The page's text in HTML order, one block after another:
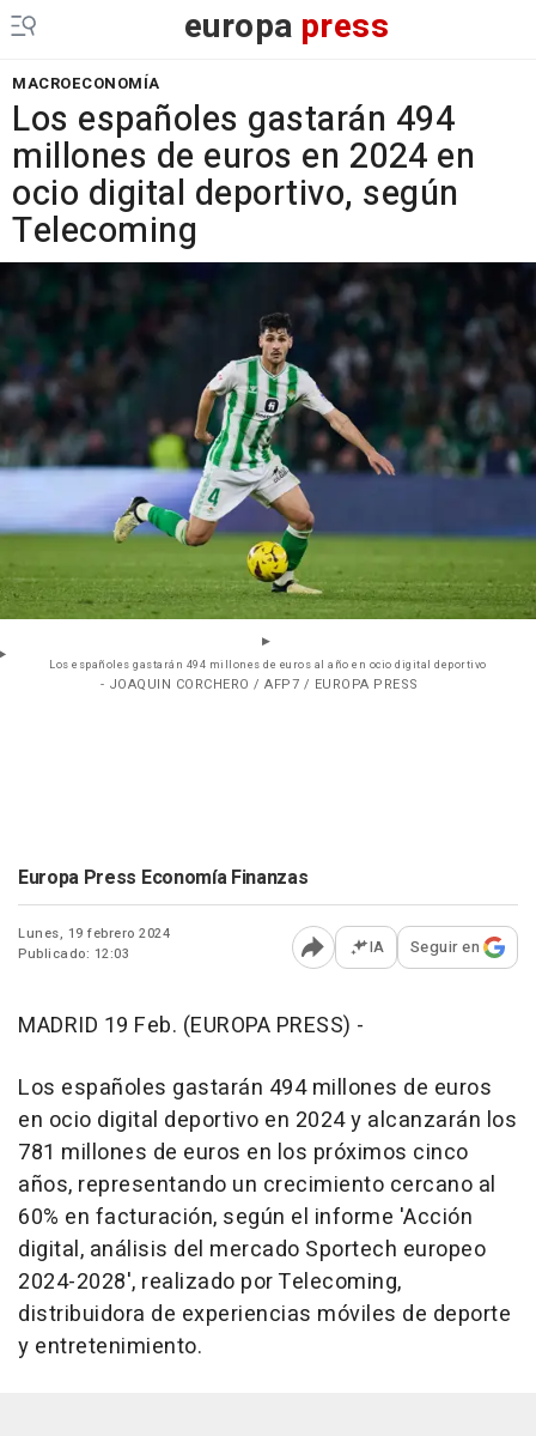
europa press
MACROECONOMÍA
Los españoles gastarán 494
millones de euros en 2024 en
ocio digital deportivo, según
Telecoming
Los españoles gastarán 494 millones de euros al año en ocio digital deportivo
- JOAQUIN CORCHERO / AFP7 / EUROPA PRESS
Europa Press Economía Finanzas
Lunes, 19 febrero 2024
Publicado: 12:03
Abrir opciones para
IA Seguir en
MADRID 19 Feb. (EUROPA PRESS) -
Los españoles gastarán 494 millones de euros
en ocio digital deportivo en 2024 y alcanzarán los
781 millones de euros en los próximos cinco
años, representando un crecimiento cercano al
60% en facturación, según el informe 'Acción
digital, análisis del mercado Sportech europeo
2024-2028', realizado por Telecoming,
distribuidora de experiencias móviles de deporte
y entretenimiento.